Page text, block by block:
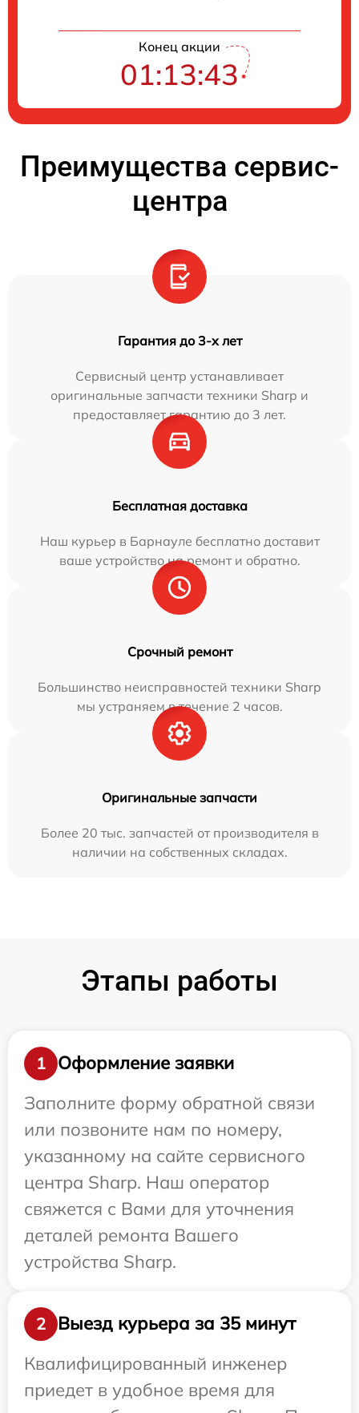
Конец акции
01:13:42
Преимущества сервис-
центра
Гарантия до 3-х лет
Сервисный центр устанавливает
оригинальные запчасти техники Sharp и
предоставляет гарантию до 3 лет.
Бесплатная доставка
Наш курьер в Барнауле бесплатно доставит
ваше устройство на ремонт и обратно.
Срочный ремонт
Большинство неисправностей техники Sharp
мы устраняем в течение 2 часов.
Оригинальные запчасти
Более 20 тыс. запчастей от производителя в
наличии на собственных складах.
Этапы работы
1
Оформление заявки
Заполните форму обратной связи
или позвоните нам по номеру,
указанному на сайте сервисного
центра Sharp. Наш оператор
свяжется с Вами для уточнения
деталей ремонта Вашего
устройства Sharp.
2
Выезд курьера за 35 минут
Квалифицированный инженер
приедет в удобное время для